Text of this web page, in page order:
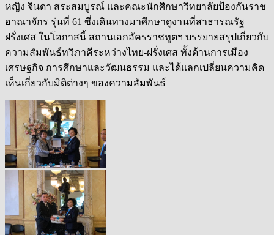
หญิง จินดา สระสมบูรณ์ และคณะนักศึกษาวิทยาลัยป้องกันราช
อาณาจักร รุ่นที่ 61 ซึ่งเดินทางมาศึกษาดูงานที่สาธารณรัฐ
ฝรั่งเศส ในโอกาสนี้ สถานเอกอัครราชทูตฯ บรรยายสรุปเกี่ยวกับ
ความสัมพันธ์ทวิภาคีระหว่างไทย-ฝรั่งเศส ทั้งด้านการเมือง
เศรษฐกิจ การศึกษาและวัฒนธรรม และได้แลกเปลี่ยนความคิด
เห็นเกี่ยวกับมิติต่างๆ ของความสัมพันธ์